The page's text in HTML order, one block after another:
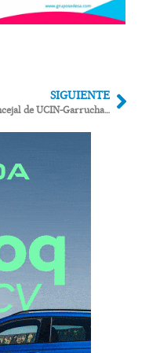
SIGUIENTE
El concejal de UCIN-Garrucha denuncia al alcalde ante la Guardia Civil por supuesta revelación de datos personales